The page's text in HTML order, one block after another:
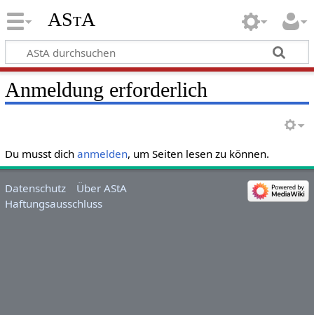
AStA
Anmeldung erforderlich
Du musst dich anmelden, um Seiten lesen zu können.
Datenschutz
Über AStA
Haftungsausschluss